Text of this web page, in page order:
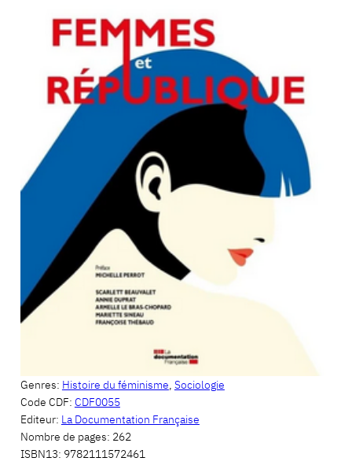
Genres: Histoire du féminisme, Sociologie
Code CDF: CDF0055
Editeur: La Documentation Française
Nombre de pages: 262
ISBN13: 9782111572461